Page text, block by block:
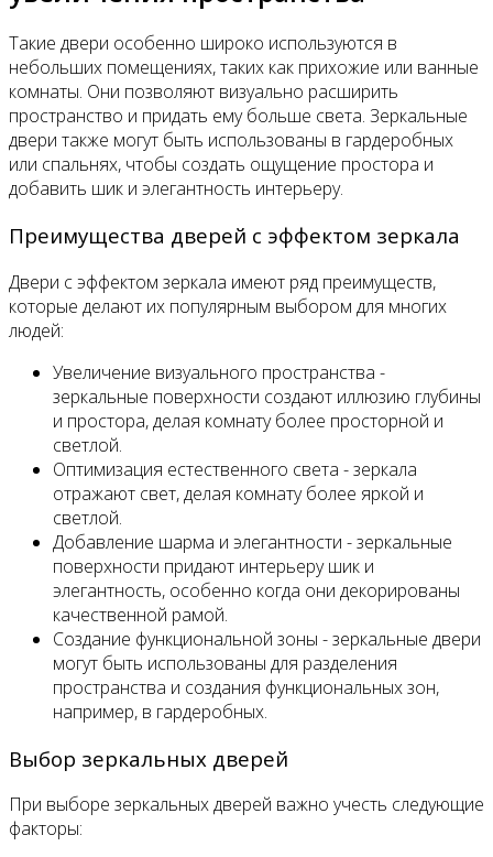
Такие двери особенно широко используются в
небольших помещениях, таких как прихожие или ванные
комнаты. Они позволяют визуально расширить
пространство и придать ему больше света. Зеркальные
двери также могут быть использованы в гардеробных
или спальнях, чтобы создать ощущение простора и
добавить шик и элегантность интерьеру.
Преимущества дверей с эффектом зеркала
Двери с эффектом зеркала имеют ряд преимуществ,
которые делают их популярным выбором для многих
людей:
Увеличение визуального пространства -
зеркальные поверхности создают иллюзию глубины
и простора, делая комнату более просторной и
светлой.
Оптимизация естественного света - зеркала
отражают свет, делая комнату более яркой и
светлой.
Добавление шарма и элегантности - зеркальные
поверхности придают интерьеру шик и
элегантность, особенно когда они декорированы
качественной рамой.
Создание функциональной зоны - зеркальные двери
могут быть использованы для разделения
пространства и создания функциональных зон,
например, в гардеробных.
Выбор зеркальных дверей
При выборе зеркальных дверей важно учесть следующие
факторы: